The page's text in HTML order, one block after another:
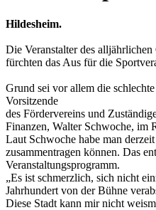
Hildesheim.
Die Veranstalter des
fürchten das Aus für die
Grund sei vor allem die
Vorsitzende
des Fördervereins und
Finanzen, Walter Schwoche, im
Laut Schwoche habe man
zusammentragen können. Das
Veranstaltungsprogramm.
„Es ist schmerzlich, sich nicht
Jahrhundert von der Bühne
Diese Stadt kann mir nicht